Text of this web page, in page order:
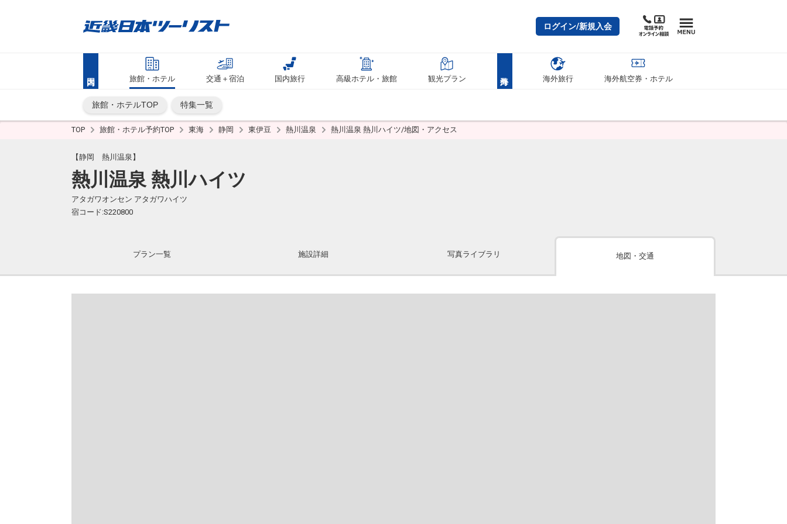
ログイン/新規入会
旅館・ホテル 交通＋宿泊 国内旅行 高級ホテル・旅館 観光プラン 海外旅行 海外航空券・ホテル
旅館・ホテルTOP 特集一覧
TOP 旅館・ホテル予約TOP 東海 静岡 東伊豆 熱川温泉 熱川温泉 熱川ハイツ/地図・アクセス
【静岡 熱川温泉】
熱川温泉 熱川ハイツ
アタガワオンセン アタガワハイツ
宿コード:S220800
プラン一覧 施設詳細 写真ライブラリ 地図・交通